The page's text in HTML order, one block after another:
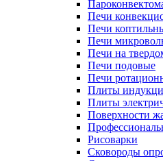
Печи
Печи
Печи
Печи на
Печи подовые
Печи
Плиты
Плиты
Поверхности
Рисоварки
Сковороды